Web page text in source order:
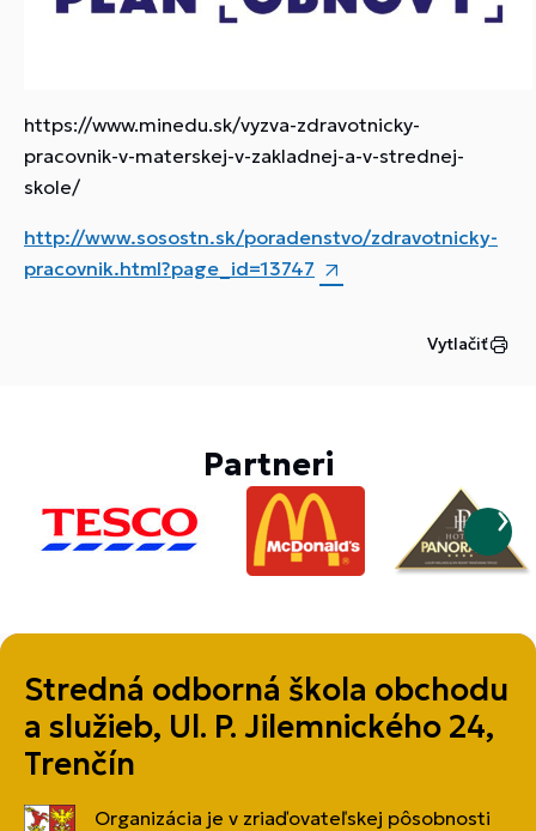
https://www.minedu.sk/vyzva-zdravotnicky-
pracovnik-v-materskej-v-zakladnej-a-v-strednej-
skole/
http://www.sosostn.sk/poradenstvo/zdravotnicky-
pracovnik.html?page_id=13747
Vytlačiť
Partneri
Stredná odborná škola obchodu
a služieb, Ul. P. Jilemnického 24,
Trenčín
Organizácia je v zriaďovateľskej pôsobnosti